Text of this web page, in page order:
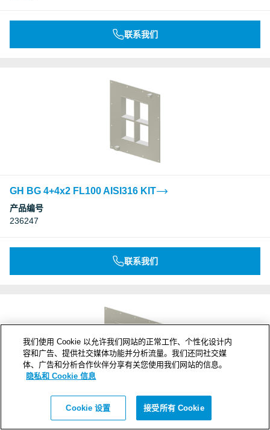
联系我们
GH BG 4+4x2 FL100 AISI316 KIT
产品编号
236247
联系我们
GH BG 4+4x3 FL100 AISI316 KIT
我们使用 Cookie 以允许我们网站的正常工作、个性化设计内
容和广告、提供社交媒体功能并分析流量。我们还同社交媒
体、广告和分析合作伙伴分享有关您使用我们网站的信息。
隐私和 Cookie 信息
Cookie 设置 接受所有 Cookie